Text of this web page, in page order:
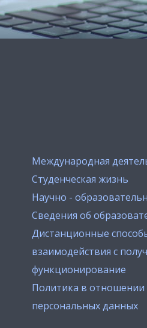
Международная
Студенческая жизнь
Научно -
Сведения об
Дистанционные
взаимодействия с
функционирование
Политика в отношении
персональных данных